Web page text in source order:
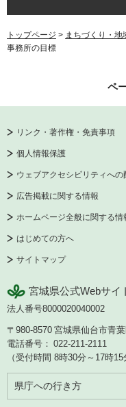
トップページ > まちづくり・地
事務所の目標
ペ
リンク・著作権・免責事項
個人情報保護
ウェブアクセシビリティへの
広告掲載に関する情報
ホームページ全般に関する情
はじめての方へ
サイトマップ
宮城県公式Webサイ
法人番号8000020040002
〒980-8570 宮城県仙台市青
電話番号： 022-211-2111
（受付時間 8時30分～17時15
県庁への行き方